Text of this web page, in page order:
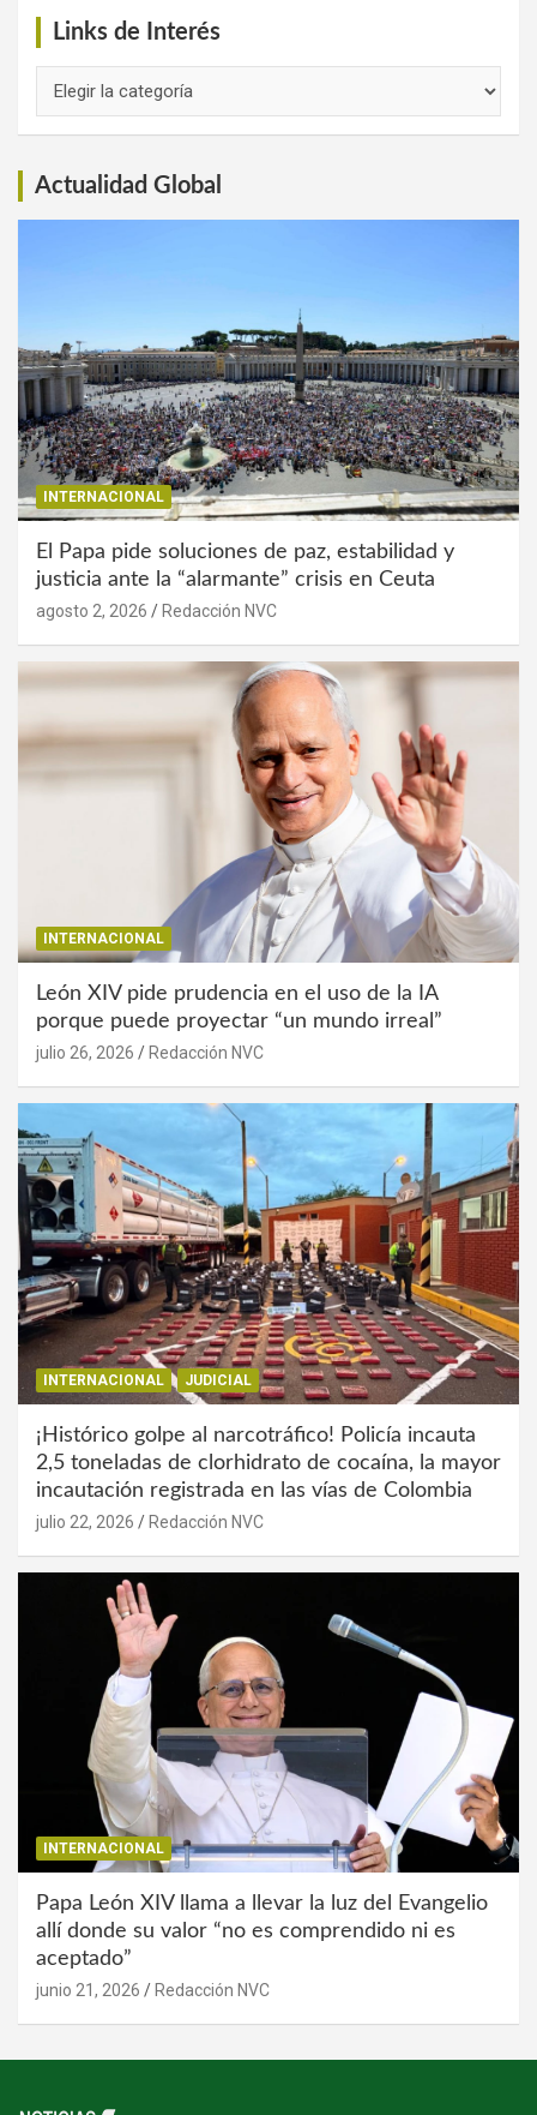
Links de Interés
Actualidad Global
INTERNACIONAL
El Papa pide soluciones de paz, estabilidad y
justicia ante la “alarmante” crisis en Ceuta
agosto 2, 2026 Redacción NVC
INTERNACIONAL
León XIV pide prudencia en el uso de la IA
porque puede proyectar “un mundo irreal”
julio 26, 2026 Redacción NVC
INTERNACIONAL JUDICIAL
¡Histórico golpe al narcotráfico! Policía incauta
2,5 toneladas de clorhidrato de cocaína, la mayor
incautación registrada en las vías de Colombia
julio 22, 2026 Redacción NVC
INTERNACIONAL
Papa León XIV llama a llevar la luz del Evangelio
allí donde su valor “no es comprendido ni es
aceptado”
junio 21, 2026 Redacción NVC